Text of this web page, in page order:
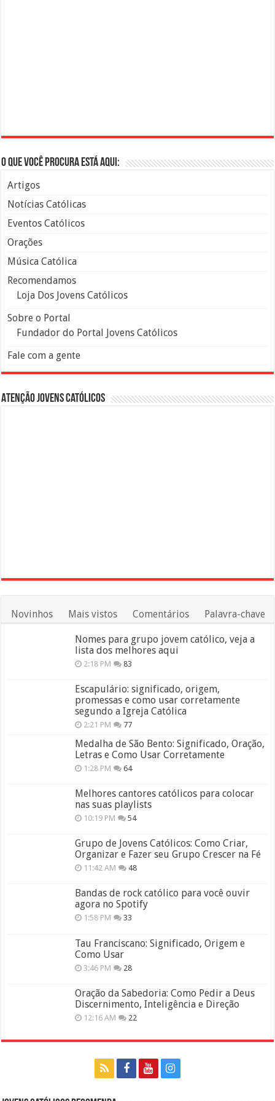
O que você procura está aqui:
Artigos
Notícias Católicas
Eventos Católicos
Orações
Música Católica
Recomendamos
Loja Dos Jovens Católicos
Sobre o Portal
Fundador do Portal Jovens Católicos
Fale com a gente
Atenção Jovens Católicos
Novinhos Mais vistos Comentários Palavra-chave
Nomes para grupo jovem católico, veja a
lista dos melhores aqui
2:18 PM 83
Escapulário: significado, origem,
promessas e como usar corretamente
segundo a Igreja Católica
2:21 PM 77
Medalha de São Bento: Significado, Oração,
Letras e Como Usar Corretamente
1:28 PM 64
Melhores cantores católicos para colocar
nas suas playlists
10:19 PM 54
Grupo de Jovens Católicos: Como Criar,
Organizar e Fazer seu Grupo Crescer na Fé
11:42 AM 48
Bandas de rock católico para você ouvir
agora no Spotify
1:58 PM 33
Tau Franciscano: Significado, Origem e
Como Usar
3:46 PM 28
Oração da Sabedoria: Como Pedir a Deus
Discernimento, Inteligência e Direção
12:16 AM 22